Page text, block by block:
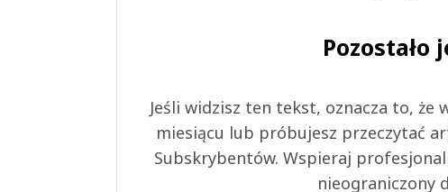
Pozostało
Jeśli widzisz ten tekst, oznacza to, że
miesiącu lub próbujesz przeczytać
Subskrybentów. Wspieraj
nieograniczony